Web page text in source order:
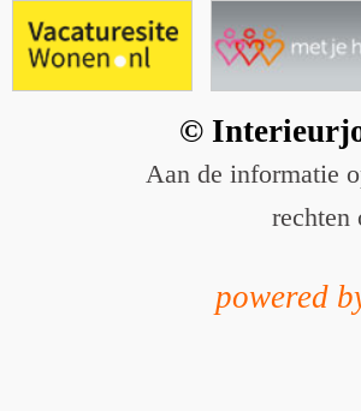
©
Aan de informatie
rechten
powered